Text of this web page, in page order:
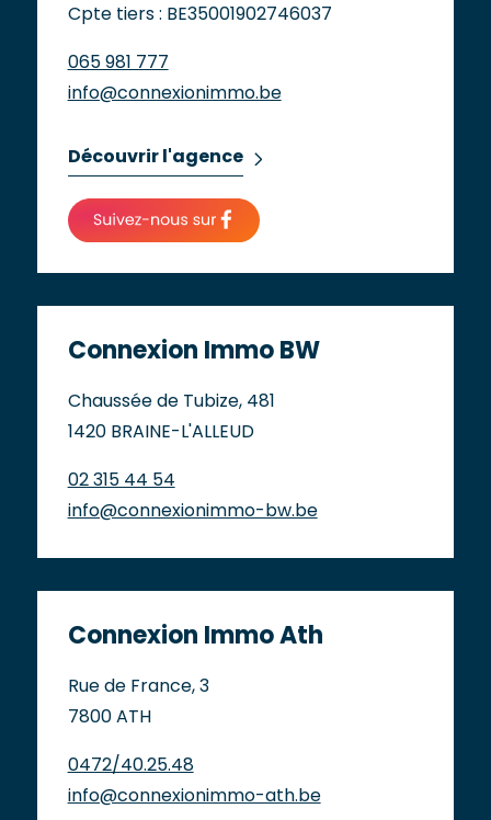
Cpte tiers : BE35001902746037
065 981 777
info@connexionimmo.be
Découvrir l'agence
Connexion Immo BW
Chaussée de Tubize, 481
1420 BRAINE-L'ALLEUD
02 315 44 54
info@connexionimmo-bw.be
Connexion Immo Ath
Rue de France, 3
7800 ATH
0472/40.25.48
info@connexionimmo-ath.be